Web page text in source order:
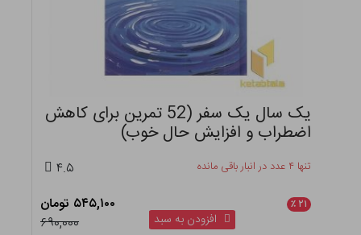
یک سال یک سفر (52 تمرین برای کاهش
اضطراب و افزایش حال خوب)
تنها ۴ عدد در انبار باقی مانده ۴.۵
۲۱ ٪
۵۴۵,۱۰۰ تومان
۶۹۰,۰۰۰
افزودن به سبد